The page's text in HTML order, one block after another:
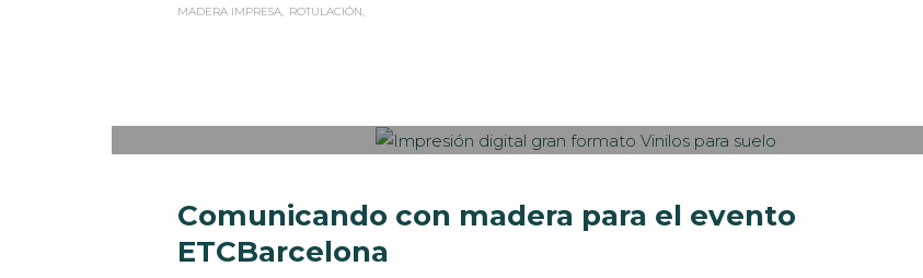
MADERA IMPRESA
ROTULACIÓN
Comunicando con madera para el evento
ETCBarcelona